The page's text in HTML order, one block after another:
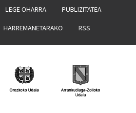
LEGE OHARRA PUBLIZITATEA
HARREMANETARAKO RSS